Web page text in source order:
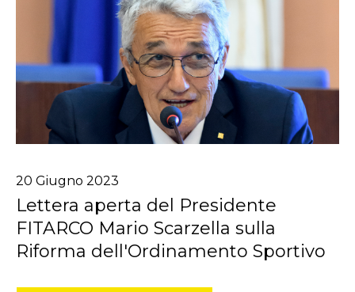
20 Giugno 2023
Lettera aperta del Presidente
FITARCO Mario Scarzella sulla
Riforma dell'Ordinamento Sportivo